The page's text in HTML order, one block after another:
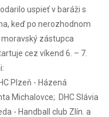
uspieť v baráži s
keď po nerozhodnom
zástupca
cez víkend 6. – 7.
Plzeň - Házená
Michalovce; DHC Slávia
- Handball club Zlín. a